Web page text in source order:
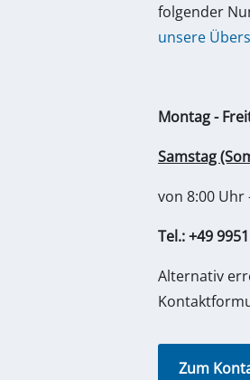
folgender
unsere
Montag -
Samstag
von 8:00 Uhr
Tel.: +49
Alternativ
Zum